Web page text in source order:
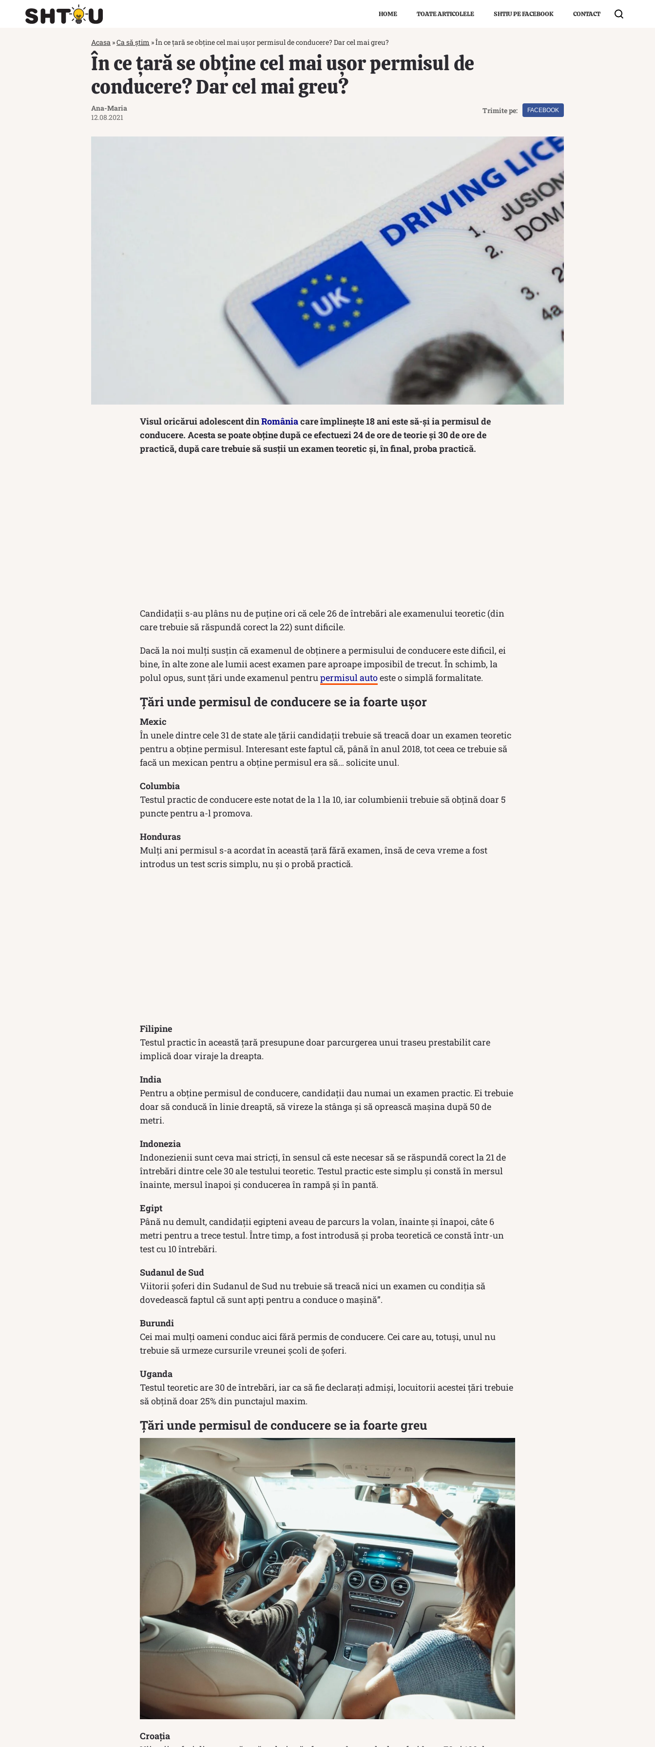
HOME TOATE ARTICOLELE SHTIU PE FACEBOOK CONTACT
Acasa »Ca să știm »În ce țară se obține cel mai ușor permisul de conducere? Dar cel mai greu?
În ce țară se obține cel mai ușor permisul de
conducere? Dar cel mai greu?
Ana-Maria
12.08.2021
Trimite pe: FACEBOOK
Visul oricărui adolescent dinRomâniacare împlinește 18 ani este să-și ia permisul de
conducere. Acesta se poate obține după ce efectuezi 24 de ore de teorie și 30 de ore de
practică, după care trebuie să susții un examen teoretic și, în final, proba practică.
Candidații s-au plâns nu de puține ori că cele 26 de întrebări ale examenului teoretic (din
care trebuie să răspundă corect la 22) sunt dificile.
Dacă la noi mulți susțin că examenul de obținere a permisului de conducere este dificil, ei
bine, în alte zone ale lumii acest examen pare aproape imposibil de trecut. În schimb, la
polul opus, sunt țări unde examenul pentru permisul autoeste o simplă formalitate.
Țări unde permisul de conducere se ia foarte ușor
Mexic
În unele dintre cele 31 de state ale țării candidații trebuie să treacă doar un examen teoretic
pentru a obține permisul. Interesant este faptul că, până în anul 2018, tot ceea ce trebuie să
facă un mexican pentru a obține permisul era să… solicite unul.
Columbia
Testul practic de conducere este notat de la 1 la 10, iar columbienii trebuie să obțină doar 5
puncte pentru a-l promova.
Honduras
Mulți ani permisul s-a acordat în această țară fără examen, însă de ceva vreme a fost
introdus un test scris simplu, nu și o probă practică.
Filipine
Testul practic în această țară presupune doar parcurgerea unui traseu prestabilit care
implică doar viraje la dreapta.
India
Pentru a obține permisul de conducere, candidații dau numai un examen practic. Ei trebuie
doar să conducă în linie dreaptă, să vireze la stânga și să oprească mașina după 50 de
metri.
Indonezia
Indonezienii sunt ceva mai stricți, în sensul că este necesar să se răspundă corect la 21 de
întrebări dintre cele 30 ale testului teoretic. Testul practic este simplu și constă în mersul
înainte, mersul înapoi și conducerea în rampă și în pantă.
Egipt
Până nu demult, candidații egipteni aveau de parcurs la volan, înainte și înapoi, câte 6
metri pentru a trece testul. Între timp, a fost introdusă și proba teoretică ce constă într-un
test cu 10 întrebări.
Sudanul de Sud
Viitorii șoferi din Sudanul de Sud nu trebuie să treacă nici un examen cu condiția să
dovedească faptul că sunt apți pentru a conduce o mașină”.
Burundi
Cei mai mulți oameni conduc aici fără permis de conducere. Cei care au, totuși, unul nu
trebuie să urmeze cursurile vreunei școli de șoferi.
Uganda
Testul teoretic are 30 de întrebări, iar ca să fie declarați admiși, locuitorii acestei țări trebuie
să obțină doar 25% din punctajul maxim.
Țări unde permisul de conducere se ia foarte greu
Croația